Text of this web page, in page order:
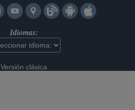
Idiomas:
Versión clásica